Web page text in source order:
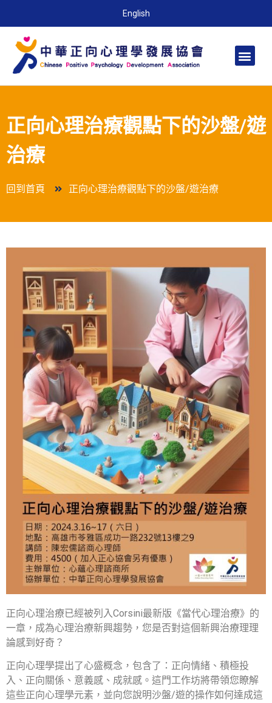
English
正向心理治療觀點下的沙盤/遊
治療
回到首頁 正向心理治療觀點下的沙盤/遊治療
正向心理治療已經被列入Corsini最新版《當代心理治療》的
一章，成為心理治療新興趨勢，您是否對這個新興治療理理
論感到好奇？
正向心理學提出了心盛概念，包含了：正向情緒、積極投
入、正向關係、意義感、成就感。這門工作坊將帶領您瞭解
這些正向心理學元素，並向您說明沙盤/遊的操作如何達成這